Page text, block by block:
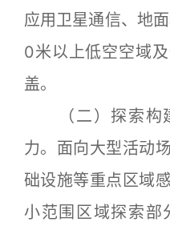
应用卫星通信、地
0米以上低空空域
盖。
（二）探索构
力。面向大型活动
础设施等重点区域
小范围区域探索部